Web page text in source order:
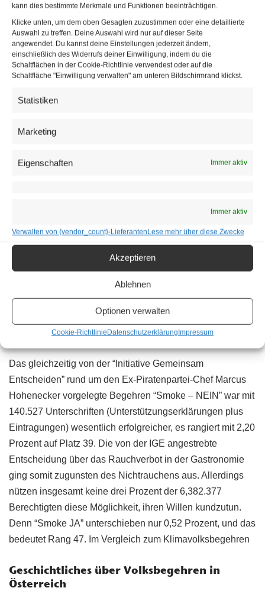
kann dies bestimmte Merkmale und Funktionen beeinträchtigen.
Klicke unten, um dem oben Gesagten zuzustimmen oder eine detaillierte
Auswahl zu treffen. Deine Auswahl wird nur auf dieser Seite
angewendet. Du kannst deine Einstellungen jederzeit ändern,
einschließlich des Widerrufs deiner Einwilligung, indem du die
Schaltflächen in der Cookie-Richtlinie verwendest oder auf die
Schaltfläche "Einwilligung verwalten" am unteren Bildschirmrand klickst.
Statistiken
Marketing
Eigenschaften Immer aktiv
Immer aktiv
Verwalten von {vendor_count}-LieferantenLese mehr über diese Zwecke
Akzeptieren
Ablehnen
Optionen verwalten
Cookie-RichtlinieDatenschutzerklärungImpressum
Lukas Hammer (Grüne) will das Thema Klimaschutz mit den anderen
Parteien im Nationalrat behandeln und zeigt sich erfreut über das
gemeinsam erzielte Ergebnis | © Parlamentsdirektion / Photo Simonis
Das von SPÖ, Grünen und NEOS, einzelnen ÖVP-
Politikern, Religionsgemeinschaften und
hatte die 100.000er-Hürde schon während der Einleitung
ihm laut Aussendung des Innenministeriums zur
Mit 5,96 Prozent landete es in der Liste der nunmehr 50
Begehren auf Rang 21. Auch drei weitere Volksbegehren,
die in der vorigen Woche zur Unterzeichnung auflagen,
Unterschriften weit darunter.
Raucher-Hick-Hack-Volksbegehren
Das gleichzeitig von der “Initiative Gemeinsam
Entscheiden” rund um den Ex-Piratenpartei-Chef Marcus
Hohenecker vorgelegte Begehren “Smoke – NEIN” war mit
140.527 Unterschriften (Unterstützungserklärungen plus
Eintragungen) wesentlich erfolgreicher, es rangiert mit 2,20
Prozent auf Platz 39. Die von der IGE angestrebte
Entscheidung über das Rauchverbot in der Gastronomie
ging somit zugunsten des Nichtrauchens aus. Allerdings
nützen insgesamt keine drei Prozent der 6,382.377
Berechtigten diese Möglichkeit, ihren Willen kundzutun.
Denn “Smoke JA” unterschieben nur 0,52 Prozent, und das
bedeutet Rang 47. Im Vergleich zum Klimavolksbegehren
Geschichtliches über Volksbegehren in
Österreich